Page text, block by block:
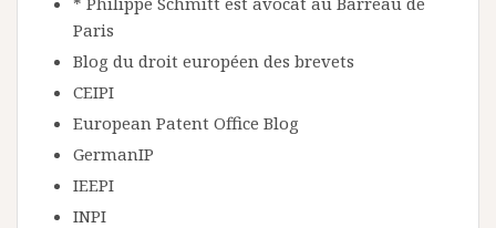
Paris
Blog du droit européen des brevets
CEIPI
European Patent Office Blog
GermanIP
IEEPI
INPI